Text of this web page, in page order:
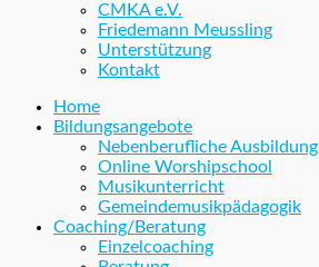
CMKA e.V.
Friedemann Meussling
Unterstützung
Kontakt
Home
Bildungsangebote
Nebenberufliche Ausbildung
Online Worshipschool
Musikunterricht
Gemeindemusikpädagogik
Coaching/Beratung
Einzelcoaching